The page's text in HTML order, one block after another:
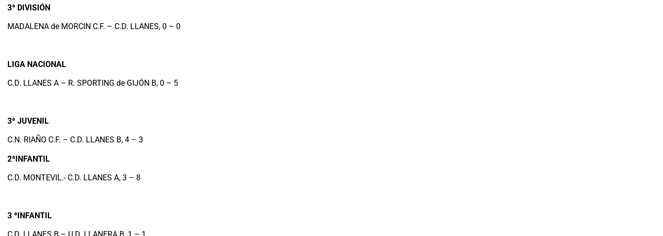
3ª DIVISIÓN
MADALENA de MORCIN C.F. – C.D. LLANES, 0 – 0
LIGA NACIONAL
C.D. LLANES A – R. SPORTING de GIJÓN B, 0 – 5
3ª JUVENIL
C.N. RIAÑO C.F. – C.D. LLANES B, 4 – 3
2ªINFANTIL
C.D. MONTEVIL.- C.D. LLANES A, 3 – 8
3 ªINFANTIL